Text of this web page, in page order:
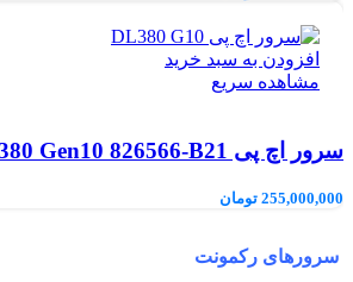
افزودن به سبد خرید
مشاهده سریع
سرور اچ پی DL380 Gen10 826566-B21
255,000,000 تومان
سرورهای رکمونت